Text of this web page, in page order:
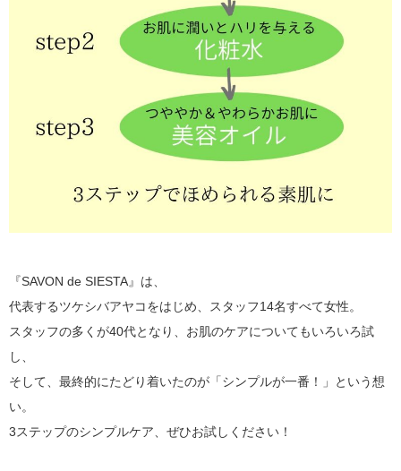
『SAVON de SIESTA』は、
代表するツケシバアヤコをはじめ、スタッフ14名すべて女性。
スタッフの多くが40代となり、お肌のケアについてもいろいろ試
し、
そして、最終的にたどり着いたのが「シンプルが一番！」という想
い。
3ステップのシンプルケア、ぜひお試しください！